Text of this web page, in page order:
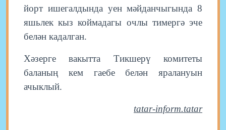
йорт ишегалдында уен мәйданчыгында 8
яшьлек кыз коймадагы очлы тимергә эче
белән кадалган.
Хәзерге вакытта Тикшерү комитеты
баланың кем гаебе белән яралануын
ачыклый.
tatar-inform.tatar